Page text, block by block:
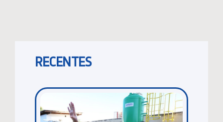
RECENTES